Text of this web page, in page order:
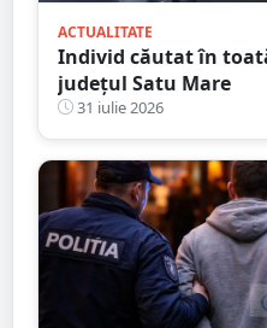
ACTUALITATE
Individ căutat în
județul Satu Mare
31 iulie 2026